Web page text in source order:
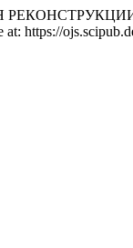
at: https://